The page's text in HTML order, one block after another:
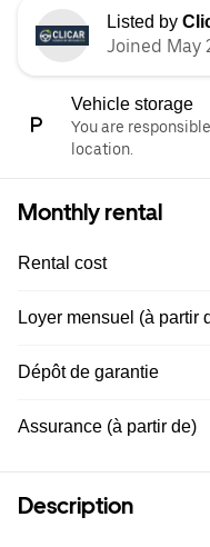
Listed by
Joined May
Vehicle storage
You are
location.
Monthly rental
Rental cost
Loyer mensuel (à partir
Dépôt de garantie
Assurance (à partir de)
Description